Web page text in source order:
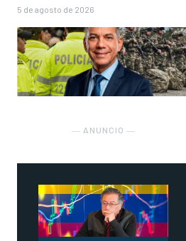
5 de agosto de 2026
― ANUNCIO ―